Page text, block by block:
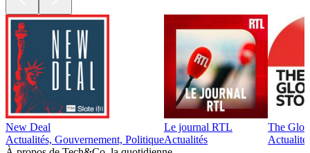
New Deal
Actualités, Gouvernement, Politique
Le journal RTL
Actualités
The